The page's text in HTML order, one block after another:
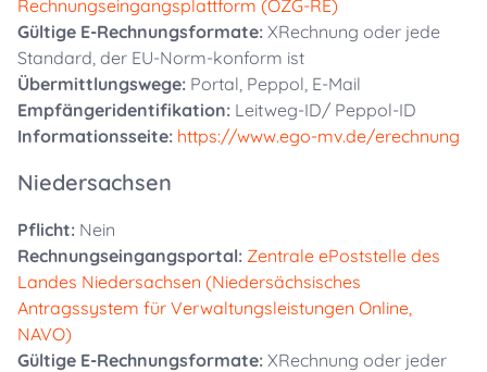
Rechnungseingangsplattform (OZG-RE)
Gültige E-Rechnungsformate: XRechnung oder jede
Standard, der EU-Norm-konform ist
Übermittlungswege: Portal, Peppol, E-Mail
Empfängeridentifikation: Leitweg-ID/ Peppol-ID
Informationsseite: https://www.ego-mv.de/erechnung
Niedersachsen
Pflicht: Nein
Rechnungseingangsportal: Zentrale ePoststelle des
Landes Niedersachsen (Niedersächsisches
Antragssystem für Verwaltungsleistungen Online,
NAVO)
Gültige E-Rechnungsformate: XRechnung oder jeder